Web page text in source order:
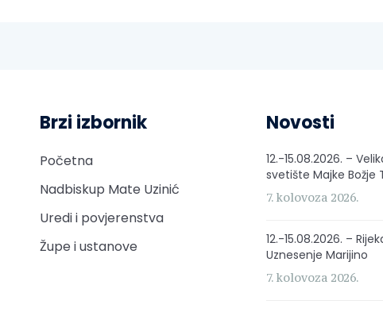
Brzi izbornik
Početna
Nadbiskup Mate Uzinić
Uredi i povjerenstva
Župe i ustanove
Novosti
12.-15.08.2026. –
svetište Majke Božje
7. kolovoza 2026.
12.-15.08.2026. –
Uznesenje Marijino
7. kolovoza 2026.